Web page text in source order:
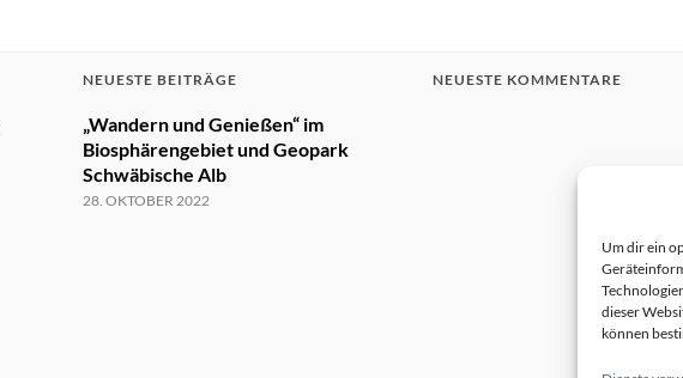
Um dir ein
dieser
können
NEUESTE BEITRÄGE
„Wandern und Genießen“ im
Biosphärengebiet und Geopark
Schwäbische Alb
28. OKTOBER 2022
NEUESTE KOMMENTARE